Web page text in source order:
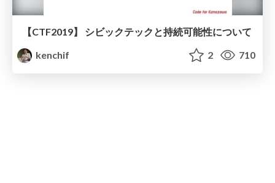
【CTF2019】 シビックテックと持続可能性について
kenchif
2 710